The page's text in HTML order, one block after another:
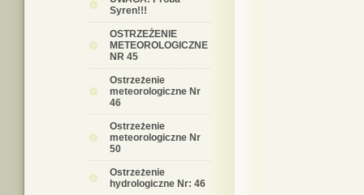
Syren!!!
OSTRZEŻENIE
METEOROLOGICZNE
NR 45
Ostrzeżenie
meteorologiczne Nr
46
Ostrzeżenie
meteorologiczne Nr
50
Ostrzeżenie
hydrologiczne Nr: 46